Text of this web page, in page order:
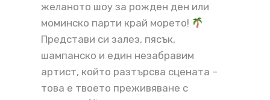
желаното шоу за рожден ден или
моминско парти край морето!
Представи си залез, пясък,
шампанско и един незабравим
артист, който разтърсва сцената –
това е твоето преживяване с